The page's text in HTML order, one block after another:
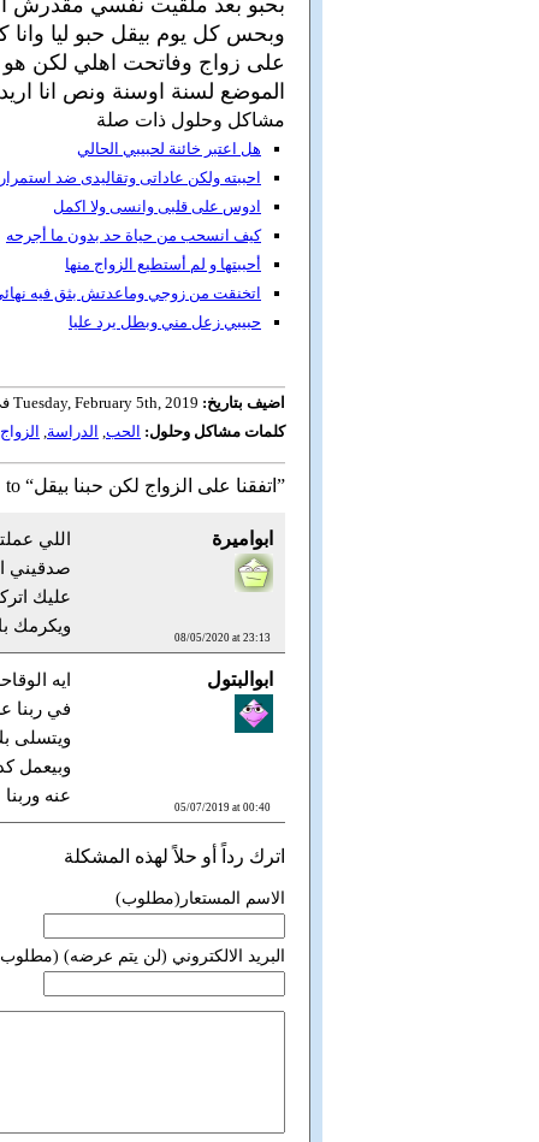
بحبو بعد ملقيت نفسي مقدرش
وبحس كل يوم بيقل حبو ليا وانا
على زواج وفاتحت اهلي لكن هو
الموضع لسنة اوسنة ونص انا
مشاكل وحلول ذات صلة
هل اعتبر خائنة لحبيبي الحالي
احببته ولكن عاداتى وتقاليدى ضد استمرار
ادوس على قلبى وانسى ولا اكمل
كيف انسحب من حياة حد بدون ما أجرحه
أحببتها و لم أستطيع الزواج منها
اتخنقت من زوجي وماعدتش بثق فيه
حبيبي زعل مني وبطل يرد عليا
اضيف بتاريخ:
كلمات مشاكل وحلول: الحب, الدراسة, الزواج
2 رد to “اتفقنا على الزواج لكن حبنا بيقل”
ابواميرة
08/05/2020 at 23:13
اللي
صدقيني
عليك
ويكرمك
ابوالبتول
05/07/2019 at 00:40
ايه
في ربنا
ويتسلى
وبيعمل
عنه
اترك رداً أو حلاً لهذه المشكلة
الاسم المستعار(مطلوب)
البريد الالكتروني (لن يتم عرضه)